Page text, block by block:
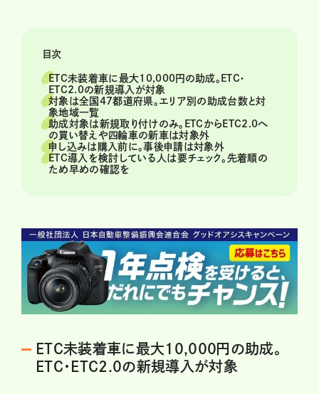
目次
ETC未装着車に最大10,000円の助成。ETC・
ETC2.0の新規導入が対象
対象は全国47都道府県。エリア別の助成台数と対
象地域一覧
助成対象は新規取り付けのみ。ETCからETC2.0へ
の買い替えや四輪車の新車は対象外
申し込みは購入前に。事後申請は対象外
ETC導入を検討している人は要チェック。先着順の
ため早めの確認を
ETC未装着車に最大10,000円の助成。
ETC・ETC2.0の新規導入が対象